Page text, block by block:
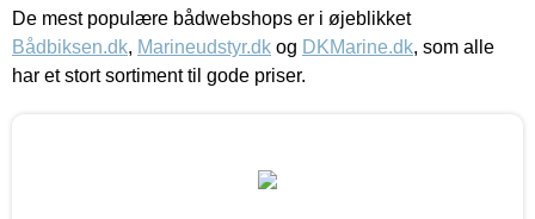
De mest populære bådwebshops er i øjeblikket
Bådbiksen.dk, Marineudstyr.dk og DKMarine.dk, som alle
har et stort sortiment til gode priser.